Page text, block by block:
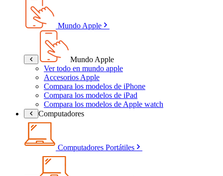
Mundo Apple
Mundo Apple
Ver todo en mundo apple
Accesorios Apple
Compara los modelos de iPhone
Compara los modelos de iPad
Compara los modelos de Apple watch
Computadores
Computadores Portátiles